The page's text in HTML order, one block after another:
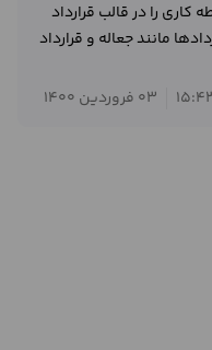
کاری را در قالب قرارداد
مانند جعاله و قرارداد
03 فروردین 1400